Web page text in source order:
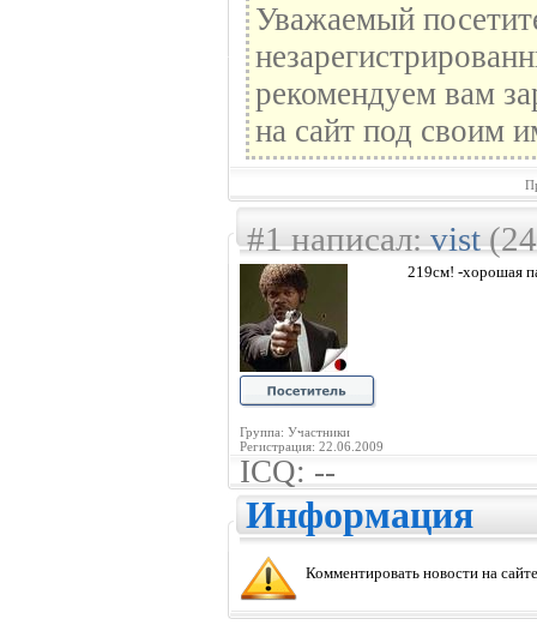
Уважаемый
рекомендуем вам
на сайт под своим
#1 написал:vist(24
Группа: Участники
Регистрация: 22.06.2009
219см! -хорошая
ICQ: --
Информация
Комментировать новости на